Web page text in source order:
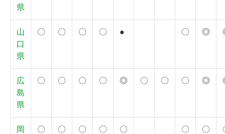
県
山
口
県
〇 〇 〇 〇 ● 〇 ◎
広
島
県
〇 〇 〇 〇 ◎ 〇 〇 〇 ◎
岡
〇 〇 〇 〇 〇 〇 〇